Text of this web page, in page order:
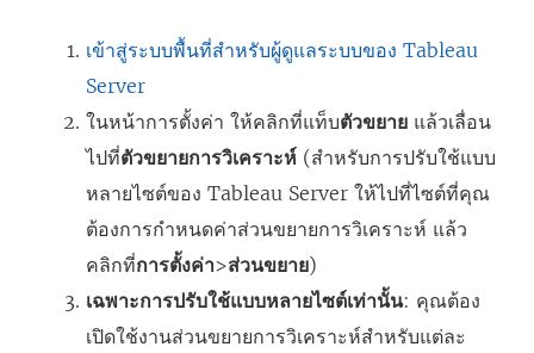
เข้าสู่ระบบพื้นที่สำหรับผู้ดูแลระบบของ Tableau
Server
ในหน้าการตั้งค่า ให้คลิกที่แท็บตัวขยาย แล้วเลื่อน
ไปที่ตัวขยายการวิเคราะห์ (สำหรับการปรับใช้แบบ
หลายไซต์ของ Tableau Server ให้ไปที่ไซต์ที่คุณ
ต้องการกำหนดค่าส่วนขยายการวิเคราะห์ แล้ว
คลิกที่การตั้งค่า>ส่วนขยาย)
เฉพาะการปรับใช้แบบหลายไซต์เท่านั้น: คุณต้อง
เปิดใช้งานส่วนขยายการวิเคราะห์สำหรับแต่ละ